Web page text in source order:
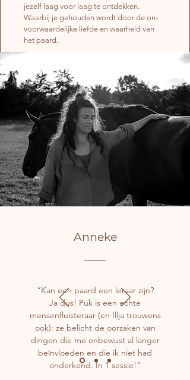
jezelf laag voor laag te ontdekken.
Waarbij je gehouden wordt door de on-
voorwaardelijke liefde en waarheid van
het paard.
Anneke
“Kan een paard een leraar zijn?
Ja dus! Puk is een echte
mensenfluisteraar (en Illja trouwens
ook): ze belicht de oorzaken van
dingen die me onbewust al langer
beïnvloeden en die ik niet had
onderkend. In 1 sessie!”